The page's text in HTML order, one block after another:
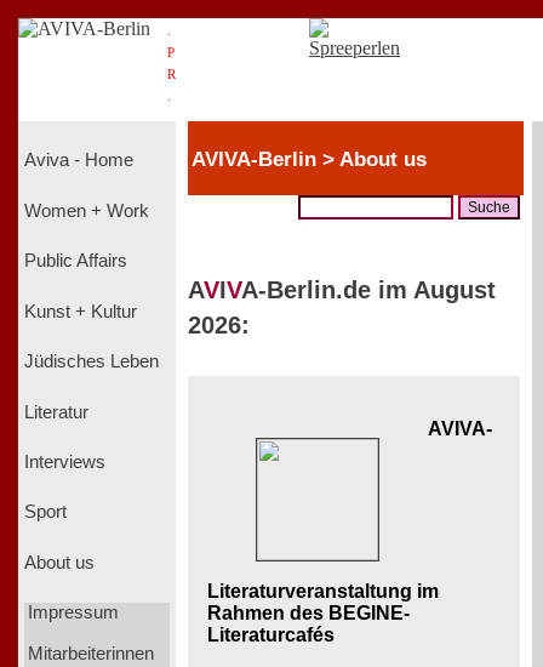
P
R
Aviva - Home
Women + Work
Public Affairs
Kunst + Kultur
Jüdisches Leben
Literatur
Interviews
Sport
About us
Impressum
Mitarbeiterinnen
AVIVA-Berlin > About us
AVIVA-Berlin.de im August
2026:
AVIVA-
Literaturveranstaltung im
Rahmen des BEGINE-
Literaturcafés